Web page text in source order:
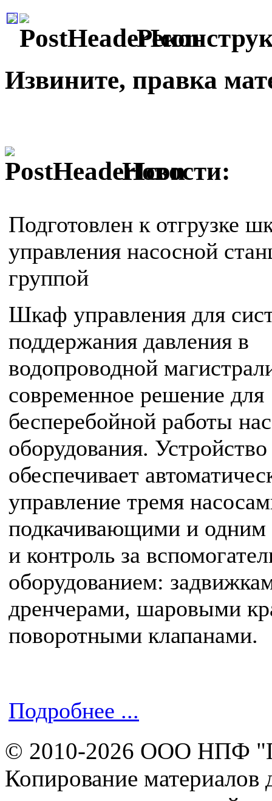
Извините, правка
Новости:
Подготовлен к отгрузке
управления насосной
группой
Шкаф управления для
поддержания давления в
водопроводной
современное решение для
бесперебойной работы
оборудования. Устройство
обеспечивает
управление тремя
подкачивающими и
и контроль за
оборудованием:
дренчерами, шаровыми
поворотными клапанами.
Подробнее ...
© 2010-2026 ООО НПФ
Копирование материалов